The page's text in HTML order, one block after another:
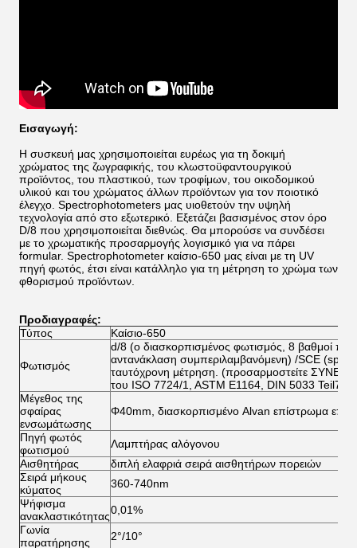
Εισαγωγή:
Η συσκευή μας χρησιμοποιείται ευρέως για τη δοκιμή
χρώματος της ζωγραφικής, του κλωστοϋφαντουργικού
προϊόντος, του πλαστικού, των τροφίμων, του οικοδομικού
υλικού και του χρώματος άλλων προϊόντων για τον ποιοτικό
έλεγχο. Spectrophotometers μας υιοθετούν την υψηλή
τεχνολογία από στο εξωτερικό. Εξετάζει βασισμένος στον όρο
D/8 που χρησιμοποιείται διεθνώς. Θα μπορούσε να συνδέσει
με το χρωματικής προσαρμογής λογισμικό για να πάρει
formular. Spectrophotometer καίσιο-650 μας είναι με τη UV
πηγή φωτός, έτσι είναι κατάλληλο για τη μέτρηση το χρώμα των
φθορισμού προϊόντων.
Προδιαγραφές:
Τύπος
Καίσιο-650
Φωτισμός
d/8 (ο διασκορπισμένος φωτισμός, 8 βαθμοί
αντανάκλαση συμπεριλαμβανόμενη) /SCE
ταυτόχρονη μέτρηση. (προσαρμοστείτε
του ISO 7724/1, ASTM E1164, DIN 5033 Teil7,
Μέγεθος της
σφαίρας
ενσωμάτωσης
Φ40mm, διασκορπισμένο Alvan επίστρωμα
Πηγή φωτός
φωτισμού
Λαμπτήρας αλόγονου
Αισθητήρας
διπλή ελαφριά σειρά αισθητήρων πορειών
Σειρά μήκους
κύματος
360-740nm
Ψήφισμα
ανακλαστικότητας0,01%
Γωνία
παρατήρησης
2°/10°